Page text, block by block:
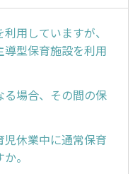
用していますが、
型保育施設を利用
る場合、その間の保
児休業中に通常保育
。